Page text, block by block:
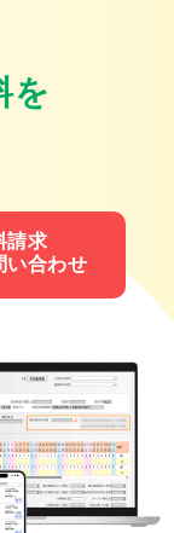
を
請求
い合わせ